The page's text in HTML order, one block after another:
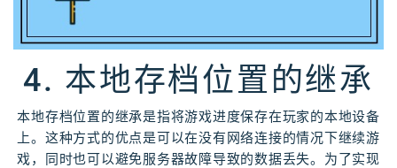
4. 本地存档位置的继承
本地存档位置的继承是指将游戏进度保存在玩家的本地设备
上。这种方式的优点是可以在没有网络连接的情况下继续游
戏，同时也可以避免服务器故障导致的数据丢失。为了实现